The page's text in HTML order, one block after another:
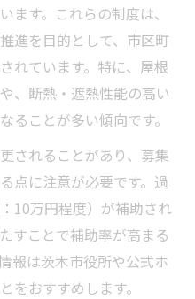
ます。これらの制度は、
進を目的として、市区町
れています。特に、屋根
、断熱・遮熱性能の高い
ることが多い傾向です。
されることがあり、募集
点に注意が必要です。過
10万円程度）が補助され
すことで補助率が高まる
報は茨木市役所や公式ホ
をおすすめします。